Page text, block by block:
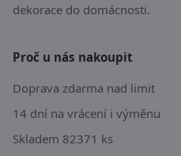
dekorace do domácnosti.
Proč u nás nakoupit
Doprava zdarma nad limit
14 dní na vrácení i výměnu
Skladem 82371 ks